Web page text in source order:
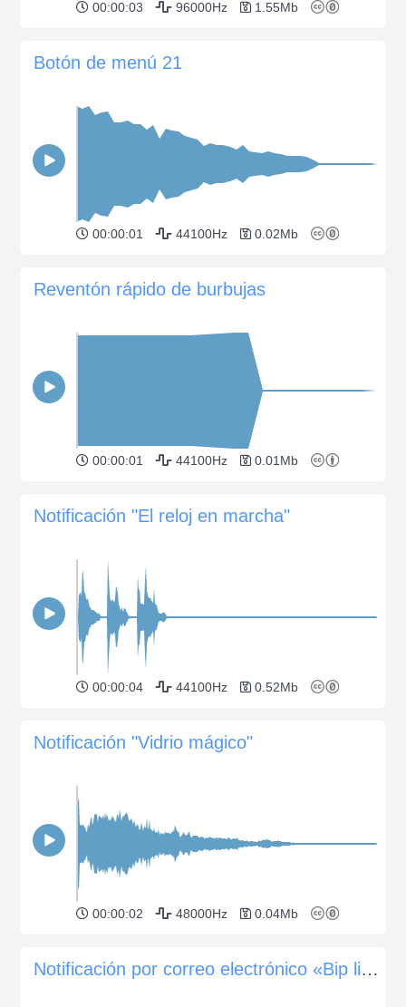
00:00:03 96000Hz 1.55Mb
Botón de menú 21
00:00:01 44100Hz 0.02Mb
Reventón rápido de burbujas
00:00:01 44100Hz 0.01Mb
Notificación "El reloj en marcha"
00:00:04 44100Hz 0.52Mb
Notificación "Vidrio mágico"
00:00:02 48000Hz 0.04Mb
Notificación por correo electrónico «Bip ligero»